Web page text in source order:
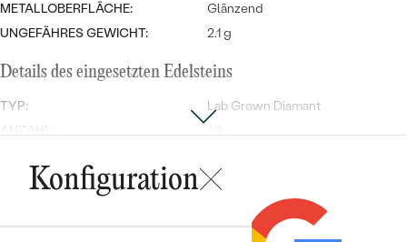
METALLOBERFLÄCHE:
Glänzend
UNGEFÄHRES GEWICHT:
2.1 g
Details des eingesetzten Edelsteins
TYP:
Lab Grown Diamant
ABMESSUNGEN:
1.2 mm (0.0075ct)
FARBE:
G-H
Konfiguration